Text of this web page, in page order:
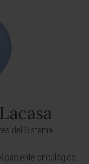
del Sistema
paciente oncológico.